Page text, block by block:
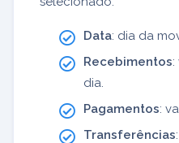
Data: dia da
Recebimentos
dia.
Pagamentos:
Transferências